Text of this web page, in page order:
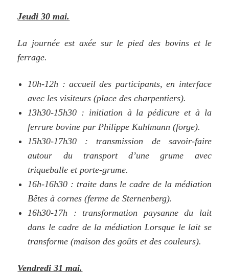
Jeudi 30 mai.
La journée est axée sur le pied des bovins et le
ferrage.
10h-12h : accueil des participants, en interface
avec les visiteurs (place des charpentiers).
13h30-15h30 : initiation à la pédicure et à la
ferrure bovine par Philippe Kuhlmann (forge).
15h30-17h30 : transmission de savoir-faire
autour du transport d’une grume avec
triqueballe et porte-grume.
16h-16h30 : traite dans le cadre de la médiation
Bêtes à cornes (ferme de Sternenberg).
16h30-17h : transformation paysanne du lait
dans le cadre de la médiation Lorsque le lait se
transforme (maison des goûts et des couleurs).
Vendredi 31 mai.